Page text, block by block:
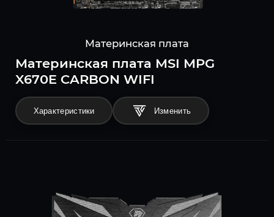
Материнская плата
Материнская плата MSI MPG
X670E CARBON WIFI
Характеристики